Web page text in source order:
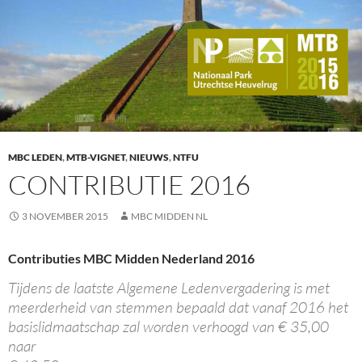
MBC LEDEN,MTB-VIGNET,NIEUWS,NTFU
CONTRIBUTIE 2016
3 NOVEMBER 2015 MBC MIDDEN NL
Contributies MBC Midden Nederland 2016
Tijdens de laatste Algemene Ledenvergadering is met
meerderheid van stemmen bepaald dat vanaf 2016 het
basislidmaatschap zal worden verhoogd van € 35,00
naar